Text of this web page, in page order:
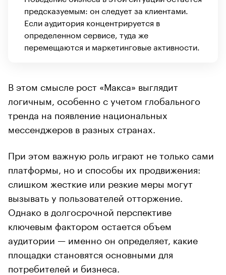
предсказуемым: он следует за клиентами.
Если аудитория концентрируется в
определенном сервисе, туда же
перемещаются и маркетинговые активности.
В этом смысле рост «Макса» выглядит
логичным, особенно с учетом глобального
тренда на появление национальных
мессенджеров в разных странах.
При этом важную роль играют не только сами
платформы, но и способы их продвижения:
слишком жесткие или резкие меры могут
вызывать у пользователей отторжение.
Однако в долгосрочной перспективе
ключевым фактором остается объем
аудитории — именно он определяет, какие
площадки становятся основными для
потребителей и бизнеса.